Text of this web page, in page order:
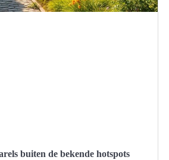
buiten de bekende hotspots